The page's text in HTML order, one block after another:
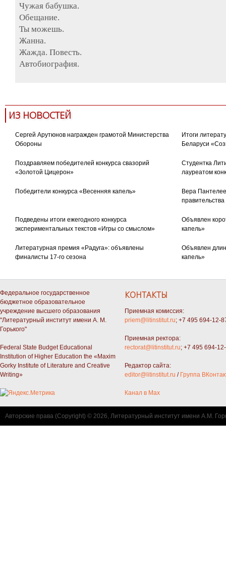
Чужая бабушка.
Обещание.
Ты можешь.
Жанна.
Жажда. Повесть.
Автобиография.
ИЗ НОВОСТЕЙ
Сергей Арутюнов награжден грамотой Министерства
Обороны
Итоги
Беларуси
Поздравляем победителей конкурса свазорий
«Золотой Цицерон»
Студентка
лауреатом
Победители конкурса «Весенняя капель»
Вера
Подведены итоги ежегодного конкурса
экспериментальных текстов «Игры со смыслом»
Объявлен
капель»
Литературная премия «Радуга»: объявлены
финалисты 17-го сезона
Объявлен
капель»
Федеральное государственное
бюджетное образовательное
учреждение высшего образования
"Литературный институт имени А. М.
Горького"
Federal State Budget Educational
Institution of Higher Education the «Maxim
Gorky Institute of Literature and Creative
Writing»
КОНТАКТЫ
Приемная комиссия:
priem@litinstitut.ru; +7 495 694-12-
Приемная ректора:
rectorat@litinstitut.ru; +7 495 694-
Редактор сайта:
editor@litinstitut.ru / Группа
Канал в Max
Авторские права (Copyright) © 2026, Литературный институт имени А.М.